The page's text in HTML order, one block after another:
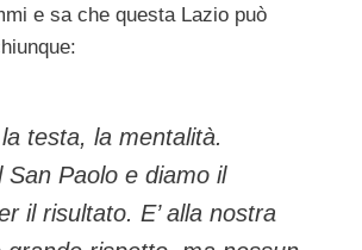
e sa che questa Lazio può
testa, la mentalità.
San Paolo e diamo il
il risultato. E’ alla nostra